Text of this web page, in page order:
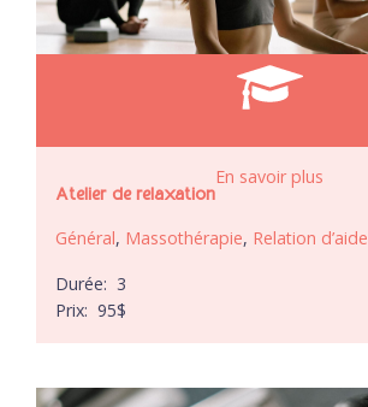
En savoir plus
Atelier de relaxation
Général, Massothérapie, Relation d’aide
Durée: 3
Prix: 95$